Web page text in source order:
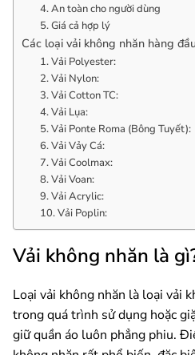
4. An toàn cho người dùng
5. Giá cả hợp lý
Các loại vải không nhăn hàng
1. Vải Polyester:
2. Vải Nylon:
3. Vải Cotton TC:
4. Vải Lụa:
5. Vải Ponte Roma (Bông Tuyết):
6. Vải Vảy Cá:
7. Vải Coolmax:
8. Vải Voan:
9. Vải Acrylic:
10. Vải Poplin:
Vải không nhăn là
Loại vải không nhăn là loại vải
trong quá trình sử dụng hoặc
giữ quần áo luôn phẳng phiu.